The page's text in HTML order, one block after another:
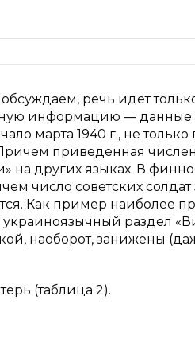
речь идет
информацию — данные
марта 1940 г., не
приведенная
на других языках. В
число советских
Как пример наиболее
раздел
наоборот, занижены
(таблица 2).